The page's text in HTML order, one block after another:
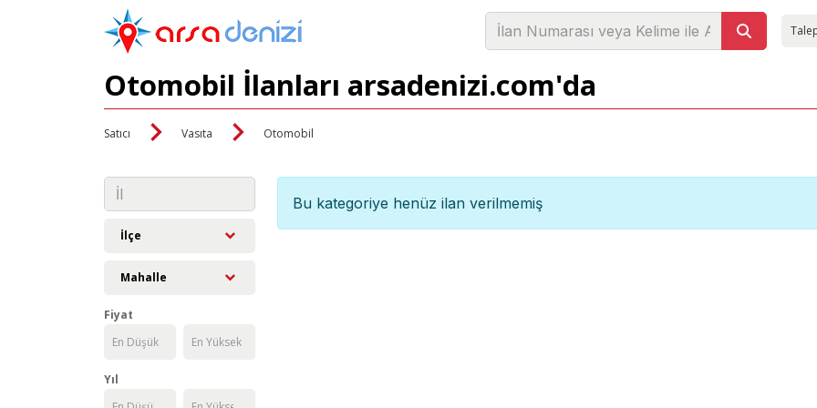
Otomobil İlanları arsadenizi.com'da
Satıcı Vasıta Otomobil
İlçe
Mahalle
Fiyat
Yıl
Bu kategoriye henüz ilan verilmemiş